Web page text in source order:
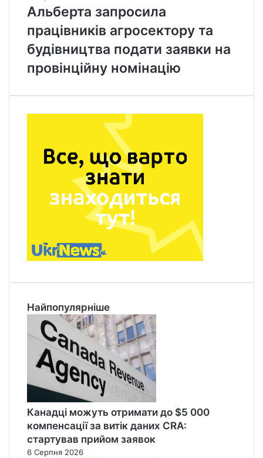
Альберта запросила
працівників агросектору та
будівництва подати заявки на
провінційну номінацію
Найпопулярніше
Канадці можуть отримати до $5 000
компенсації за витік даних CRA:
стартував прийом заявок
6 Серпня 2026